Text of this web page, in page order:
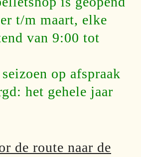
t/m maart, elke
van 9:00 tot
op afspraak
het gehele jaar
de route naar de